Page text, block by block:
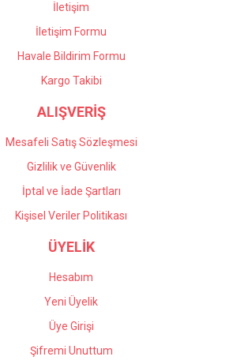
İletişim
İletişim Formu
Havale Bildirim Formu
Kargo Takibi
ALIŞVERİŞ
Mesafeli Satış Sözleşmesi
Gizlilik ve Güvenlik
İptal ve İade Şartları
Kişisel Veriler Politikası
ÜYELİK
Hesabım
Yeni Üyelik
Üye Girişi
Şifremi Unuttum